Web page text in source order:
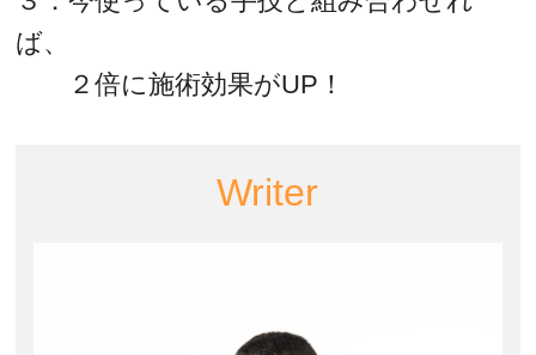
ば、
２倍に施術効果がUP！
Writer